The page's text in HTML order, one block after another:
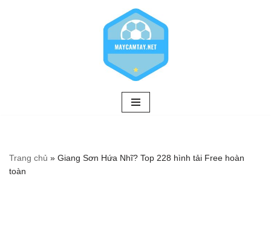
Trang chủ » Giang Sơn Hứa Nhĩ? Top 228 hình tải Free hoàn
toàn